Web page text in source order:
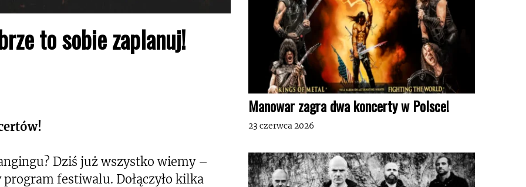
to sobie zaplanuj!
Dziś już wszystko wiemy –
festiwalu. Dołączyło kilka
Manowar zagra dwa koncerty w Polsce!
23 czerwca 2026